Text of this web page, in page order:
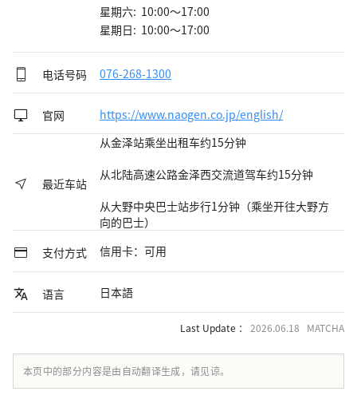
星期六: 10:00～17:00
星期日: 10:00～17:00
电话号码 076-268-1300
官网 https://www.naogen.co.jp/english/
最近车站
从金泽站乘坐出租车约15分钟
从北陆高速公路金泽西交流道驾车约15分钟
从大野中央巴士站步行1分钟（乘坐开往大野方
向的巴士）
支付方式
信用卡：可用
语言 日本語
Last Update ： 2026.06.18 MATCHA
本页中的部分内容是由自动翻译生成，请见谅。